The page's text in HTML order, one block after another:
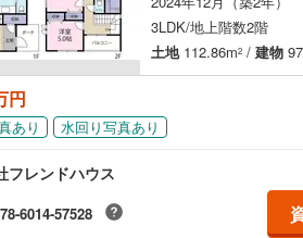
3LDK/地上階数2階
土地112.86m2 / 建物
円
あり 水回り写真あり
フレンドハウス
6014-57528
居可能（1）
乾燥機あり（1）